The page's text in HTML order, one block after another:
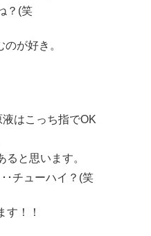
？(笑
が好き。
はこっち指でOK
と思います。
･チューハイ？(笑
す！！